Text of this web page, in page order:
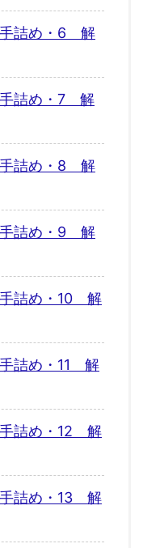
詰め・6 解
詰め・7 解
詰め・8 解
詰め・9 解
詰め・10 解
詰め・11 解
詰め・12 解
詰め・13 解